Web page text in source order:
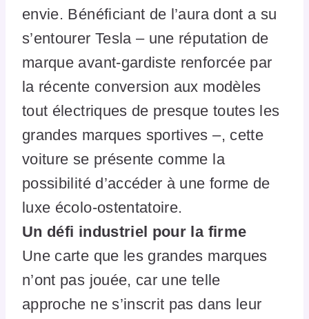
envie. Bénéficiant de l’aura dont a su
s’entourer Tesla – une réputation de
marque avant-gardiste renforcée par
la récente conversion aux modèles
tout électriques de presque toutes les
grandes marques sportives –, cette
voiture se présente comme la
possibilité d’accéder à une forme de
luxe écolo-ostentatoire.
Un défi industriel pour la firme
Une carte que les grandes marques
n’ont pas jouée, car une telle
approche ne s’inscrit pas dans leur